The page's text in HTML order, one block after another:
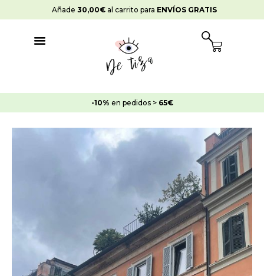
al
Añade 30,00€ al carrito para ENVÍOS GRATIS
Cart
-10% en pedidos > 65€